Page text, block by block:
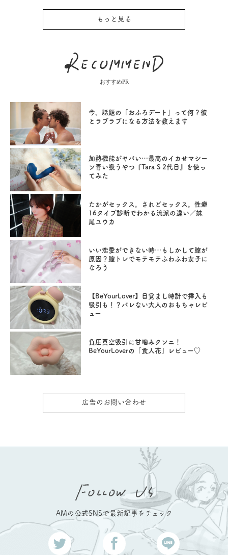
もっと見る
おすすめPR
今、話題の「おふろデート」って何？彼
とラブラブになる方法を教えます
加熱機能がヤバい…最高のイカせマシー
ン青い吸うやつ『Tara S 2代目』を使っ
てみた
たかがセックス。されどセックス。性癖
16タイプ診断でわかる流派の違い／妹
尾ユウカ
いい恋愛ができない時…もしかして膣が
原因？膣トレでモテモテふわふわ女子に
なろう
【BeYourLover】目覚まし時計で挿入も
吸引も！？バレない大人のおもちゃレビ
ュー
負圧真空吸引に甘噛みクンニ！
BeYourLoverの「食人花」レビュー♡
広告のお問い合わせ
AMの公式SNSで最新記事をチェック